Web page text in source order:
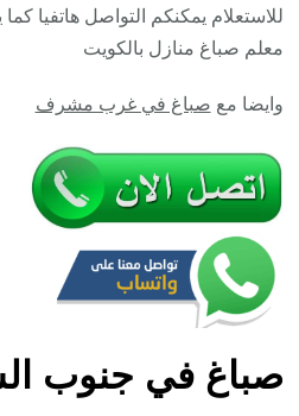
للاستعلام يمكنكم التواصل هاتفيا
معلم صباغ منازل بالكويت
وايضا مع صباغ في غرب مشرف
صباغ في جنوب